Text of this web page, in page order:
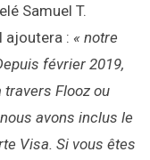
Samuel T.
ajoutera : « notre
février 2019,
Flooz ou
avons inclus le
Visa. Si vous êtes